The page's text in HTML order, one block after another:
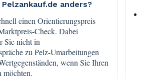
anders?
einen Orientierungspreis
Check. Dabei
Sie nicht in
zu Pelz-Umarbeitungen
wenn Sie Ihren
möchten.